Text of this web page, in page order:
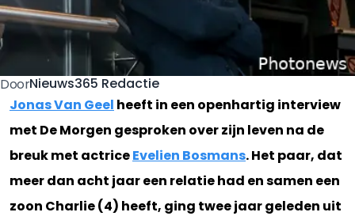
DoorNieuws365 Redactie
Jonas Van Geel heeft in een openhartig interview
met De Morgen gesproken over zijn leven na de
breuk met actriceEvelien Bosmans. Het paar, dat
meer dan acht jaar een relatie had en samen een
zoon Charlie (4) heeft, ging twee jaar geleden uit